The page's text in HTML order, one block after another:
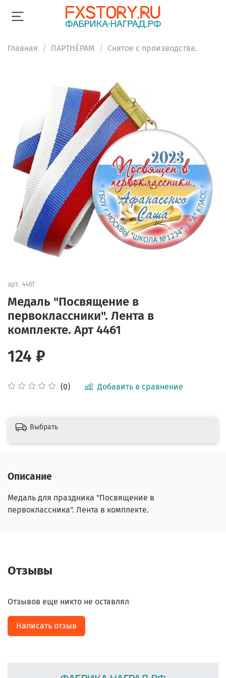
Главная ПАРТНЁРАМ Снятое с производства.
арт. 4461
Медаль "Посвящение в
первоклассники". Лента в
комплекте. Арт 4461
(0) Добавить в сравнение
124 ₽
Выбрать
Описание
Медаль для праздника "Посвящение в
первоклассника". Лента в комплекте.
Отзывы
Отзывов еще никто не оставлял
Написать отзыв